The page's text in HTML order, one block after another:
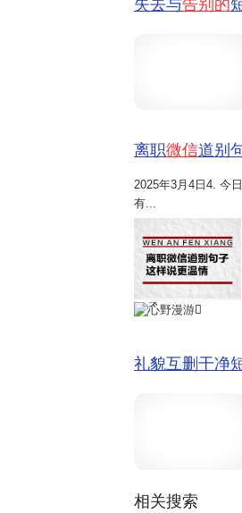
失去与告别的
离职微信道别
2025年3月4日 4. 今
有...
心野漫游
礼貌互删干净
相关搜索